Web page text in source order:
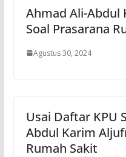
Ahmad Ali-Abdul
Soal Prasarana
Agustus 30, 2024
Usai Daftar KPU
Abdul Karim
Rumah Sakit